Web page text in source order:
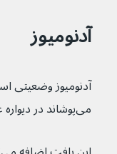
آدنومیوز
آدنومیوز وضعیتی
می‌پوشاند در دیواره عضلانی رحم شروع به رشد می‌کند.